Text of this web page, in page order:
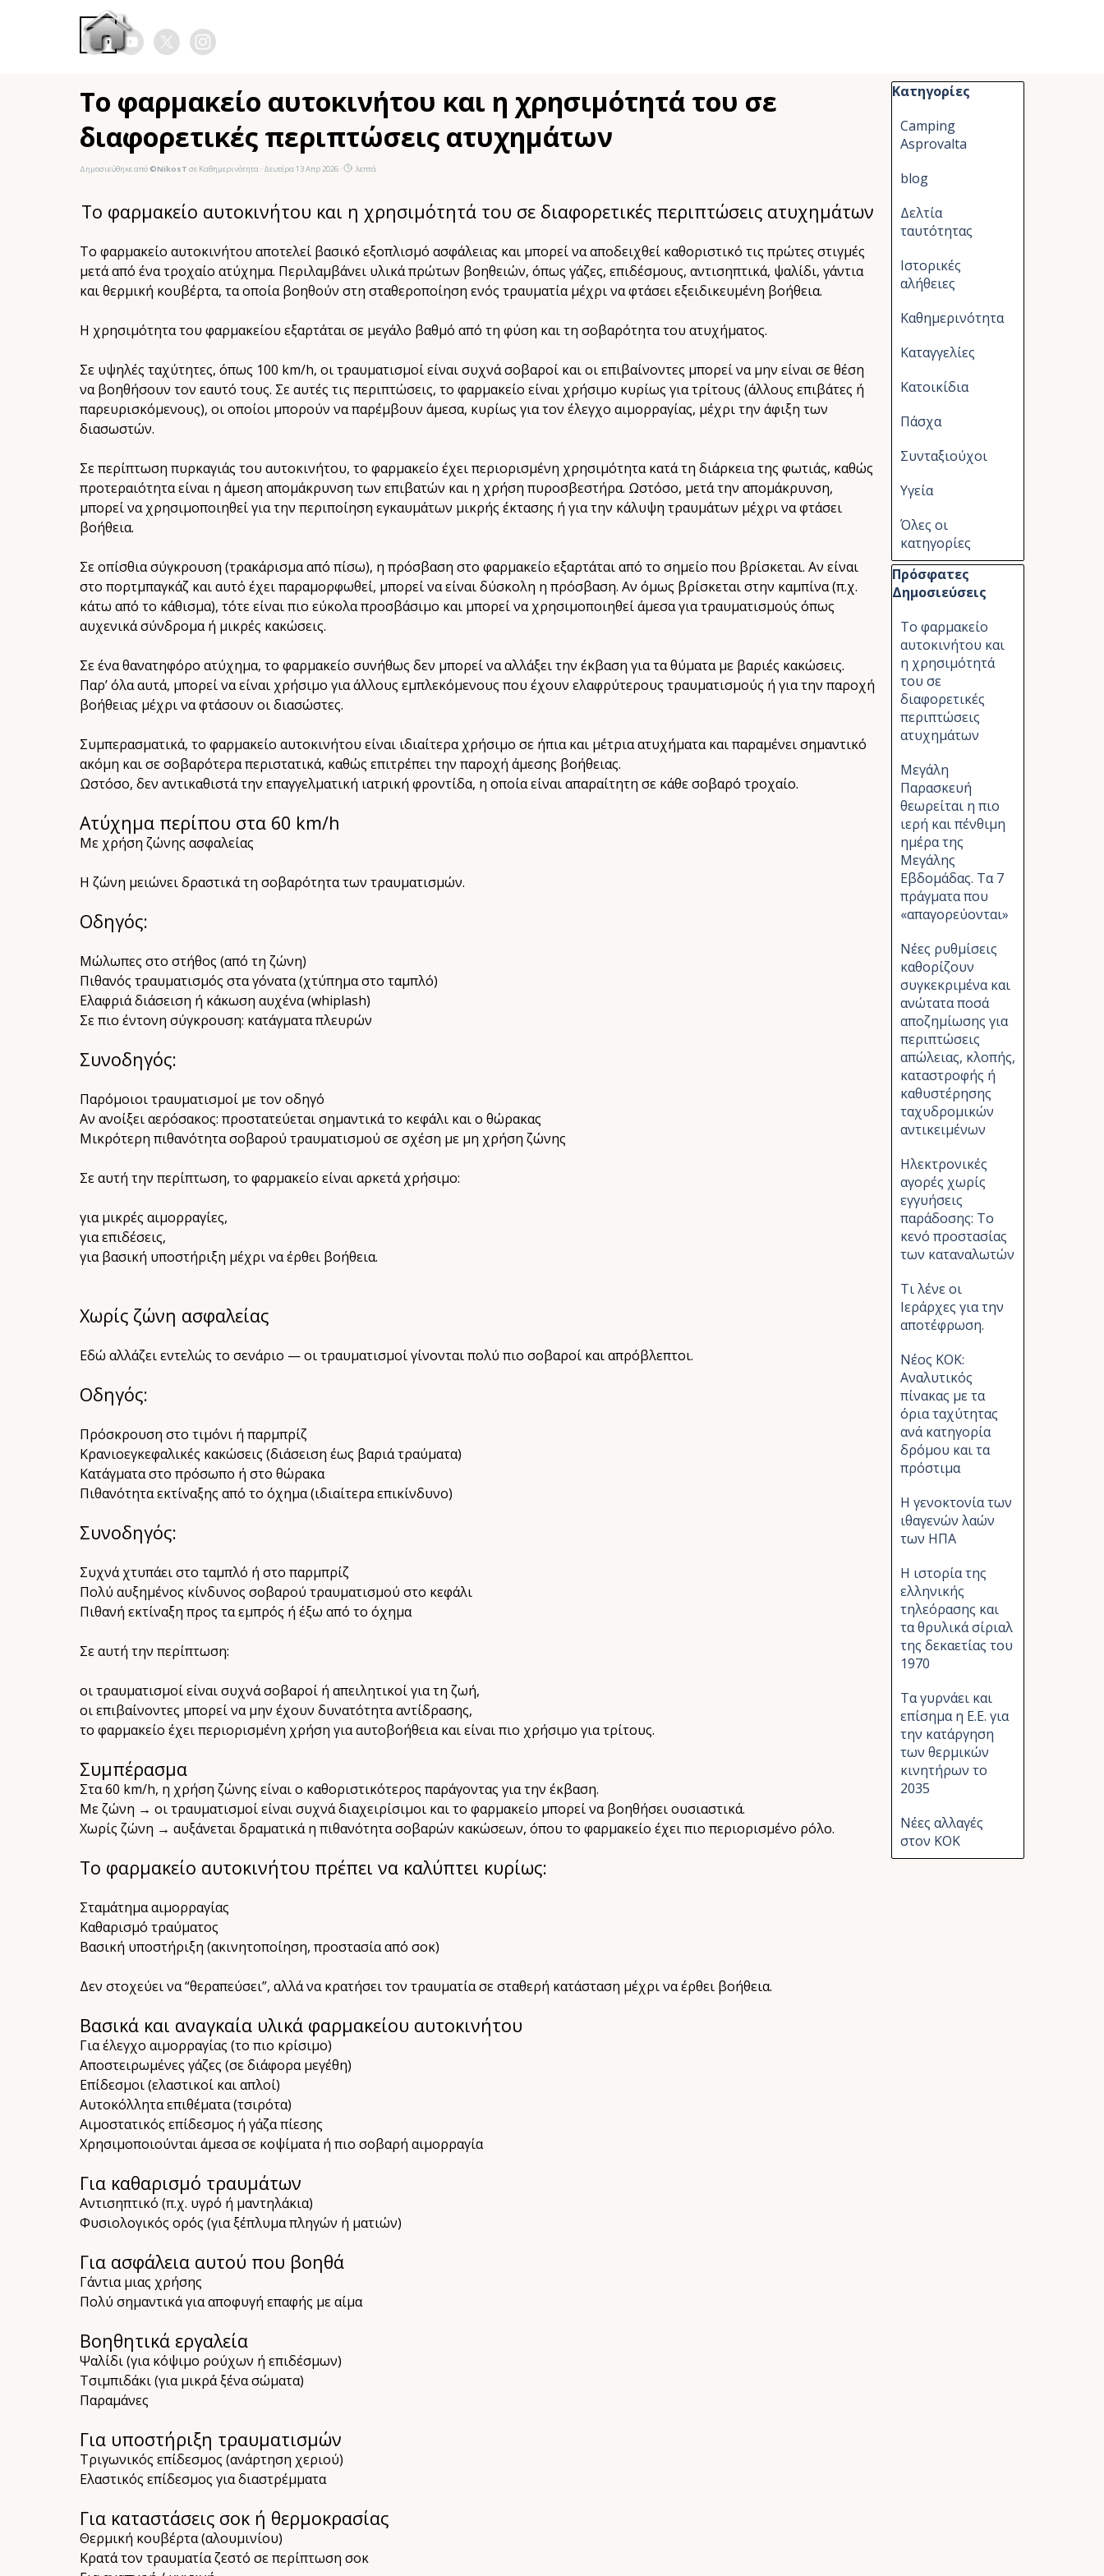
Παράλειψη μενού
Το φαρμακείο αυτοκινήτου και η χρησιμότητά του σε
διαφορετικές περιπτώσεις ατυχημάτων
Δημοσιεύθηκε από©NikosT σε Καθημερινότητα · Δευτέρα 13 Απρ 2026 · λεπτά
Το φαρμακείο αυτοκινήτου και η χρησιμότητά του σε διαφορετικές περιπτώσεις ατυχημάτων
Το φαρμακείο αυτοκινήτου αποτελεί βασικό εξοπλισμό ασφάλειας και μπορεί να αποδειχθεί καθοριστικό τις πρώτες στιγμές
μετά από ένα τροχαίο ατύχημα. Περιλαμβάνει υλικά πρώτων βοηθειών, όπως γάζες, επιδέσμους, αντισηπτικά, ψαλίδι, γάντια
και θερμική κουβέρτα, τα οποία βοηθούν στη σταθεροποίηση ενός τραυματία μέχρι να φτάσει εξειδικευμένη βοήθεια.
Η χρησιμότητα του φαρμακείου εξαρτάται σε μεγάλο βαθμό από τη φύση και τη σοβαρότητα του ατυχήματος.
Σε υψηλές ταχύτητες, όπως 100 km/h, οι τραυματισμοί είναι συχνά σοβαροί και οι επιβαίνοντες μπορεί να μην είναι σε θέση
να βοηθήσουν τον εαυτό τους. Σε αυτές τις περιπτώσεις, το φαρμακείο είναι χρήσιμο κυρίως για τρίτους (άλλους επιβάτες ή
παρευρισκόμενους), οι οποίοι μπορούν να παρέμβουν άμεσα, κυρίως για τον έλεγχο αιμορραγίας, μέχρι την άφιξη των
διασωστών.
Σε περίπτωση πυρκαγιάς του αυτοκινήτου, το φαρμακείο έχει περιορισμένη χρησιμότητα κατά τη διάρκεια της φωτιάς, καθώς
προτεραιότητα είναι η άμεση απομάκρυνση των επιβατών και η χρήση πυροσβεστήρα. Ωστόσο, μετά την απομάκρυνση,
μπορεί να χρησιμοποιηθεί για την περιποίηση εγκαυμάτων μικρής έκτασης ή για την κάλυψη τραυμάτων μέχρι να φτάσει
βοήθεια.
Σε οπίσθια σύγκρουση (τρακάρισμα από πίσω), η πρόσβαση στο φαρμακείο εξαρτάται από το σημείο που βρίσκεται. Αν είναι
στο πορτμπαγκάζ και αυτό έχει παραμορφωθεί, μπορεί να είναι δύσκολη η πρόσβαση. Αν όμως βρίσκεται στην καμπίνα (π.χ.
κάτω από το κάθισμα), τότε είναι πιο εύκολα προσβάσιμο και μπορεί να χρησιμοποιηθεί άμεσα για τραυματισμούς όπως
αυχενικά σύνδρομα ή μικρές κακώσεις.
Σε ένα θανατηφόρο ατύχημα, το φαρμακείο συνήθως δεν μπορεί να αλλάξει την έκβαση για τα θύματα με βαριές κακώσεις.
Παρ’ όλα αυτά, μπορεί να είναι χρήσιμο για άλλους εμπλεκόμενους που έχουν ελαφρύτερους τραυματισμούς ή για την παροχή
βοήθειας μέχρι να φτάσουν οι διασώστες.
Συμπερασματικά, το φαρμακείο αυτοκινήτου είναι ιδιαίτερα χρήσιμο σε ήπια και μέτρια ατυχήματα και παραμένει σημαντικό
ακόμη και σε σοβαρότερα περιστατικά, καθώς επιτρέπει την παροχή άμεσης βοήθειας.
Ωστόσο, δεν αντικαθιστά την επαγγελματική ιατρική φροντίδα, η οποία είναι απαραίτητη σε κάθε σοβαρό τροχαίο.
Ατύχημα περίπου στα 60 km/h
Με χρήση ζώνης ασφαλείας
Η ζώνη μειώνει δραστικά τη σοβαρότητα των τραυματισμών.
Οδηγός:
Μώλωπες στο στήθος (από τη ζώνη)
Πιθανός τραυματισμός στα γόνατα (χτύπημα στο ταμπλό)
Ελαφριά διάσειση ή κάκωση αυχένα (whiplash)
Σε πιο έντονη σύγκρουση: κατάγματα πλευρών
Συνοδηγός:
Παρόμοιοι τραυματισμοί με τον οδηγό
Αν ανοίξει αερόσακος: προστατεύεται σημαντικά το κεφάλι και ο θώρακας
Μικρότερη πιθανότητα σοβαρού τραυματισμού σε σχέση με μη χρήση ζώνης
Σε αυτή την περίπτωση, το φαρμακείο είναι αρκετά χρήσιμο:
για μικρές αιμορραγίες,
για επιδέσεις,
για βασική υποστήριξη μέχρι να έρθει βοήθεια.
Χωρίς ζώνη ασφαλείας
Εδώ αλλάζει εντελώς το σενάριο — οι τραυματισμοί γίνονται πολύ πιο σοβαροί και απρόβλεπτοι.
Οδηγός:
Πρόσκρουση στο τιμόνι ή παρμπρίζ
Κρανιοεγκεφαλικές κακώσεις (διάσειση έως βαριά τραύματα)
Κατάγματα στο πρόσωπο ή στο θώρακα
Πιθανότητα εκτίναξης από το όχημα (ιδιαίτερα επικίνδυνο)
Συνοδηγός:
Συχνά χτυπάει στο ταμπλό ή στο παρμπρίζ
Πολύ αυξημένος κίνδυνος σοβαρού τραυματισμού στο κεφάλι
Πιθανή εκτίναξη προς τα εμπρός ή έξω από το όχημα
Σε αυτή την περίπτωση:
οι τραυματισμοί είναι συχνά σοβαροί ή απειλητικοί για τη ζωή,
οι επιβαίνοντες μπορεί να μην έχουν δυνατότητα αντίδρασης,
το φαρμακείο έχει περιορισμένη χρήση για αυτοβοήθεια και είναι πιο χρήσιμο για τρίτους.
Συμπέρασμα
Στα 60 km/h, η χρήση ζώνης είναι ο καθοριστικότερος παράγοντας για την έκβαση.
Με ζώνη → οι τραυματισμοί είναι συχνά διαχειρίσιμοι και το φαρμακείο μπορεί να βοηθήσει ουσιαστικά.
Χωρίς ζώνη → αυξάνεται δραματικά η πιθανότητα σοβαρών κακώσεων, όπου το φαρμακείο έχει πιο περιορισμένο ρόλο.
Το φαρμακείο αυτοκινήτου πρέπει να καλύπτει κυρίως:
Σταμάτημα αιμορραγίας
Καθαρισμό τραύματος
Βασική υποστήριξη (ακινητοποίηση, προστασία από σοκ)
Δεν στοχεύει να “θεραπεύσει”, αλλά να κρατήσει τον τραυματία σε σταθερή κατάσταση μέχρι να έρθει βοήθεια.
Βασικά και αναγκαία υλικά φαρμακείου αυτοκινήτου
Για έλεγχο αιμορραγίας (το πιο κρίσιμο)
Αποστειρωμένες γάζες (σε διάφορα μεγέθη)
Επίδεσμοι (ελαστικοί και απλοί)
Αυτοκόλλητα επιθέματα (τσιρότα)
Αιμοστατικός επίδεσμος ή γάζα πίεσης
Χρησιμοποιούνται άμεσα σε κοψίματα ή πιο σοβαρή αιμορραγία
Για καθαρισμό τραυμάτων
Αντισηπτικό (π.χ. υγρό ή μαντηλάκια)
Φυσιολογικός ορός (για ξέπλυμα πληγών ή ματιών)
Για ασφάλεια αυτού που βοηθά
Γάντια μιας χρήσης
Πολύ σημαντικά για αποφυγή επαφής με αίμα
Βοηθητικά εργαλεία
Ψαλίδι (για κόψιμο ρούχων ή επιδέσμων)
Τσιμπιδάκι (για μικρά ξένα σώματα)
Παραμάνες
Για υποστήριξη τραυματισμών
Τριγωνικός επίδεσμος (ανάρτηση χεριού)
Ελαστικός επίδεσμος για διαστρέμματα
Για καταστάσεις σοκ ή θερμοκρασίας
Θερμική κουβέρτα (αλουμινίου)
Κρατά τον τραυματία ζεστό σε περίπτωση σοκ
Παράλειψη μπλόκ Κατηγορίες
Κατηγορίες
Camping
Asprovalta
blog
Δελτία
ταυτότητας
Ιστορικές
αλήθειες
Καθημερινότητα
Καταγγελίες
Κατοικίδια
Πάσχα
Συνταξιούχοι
Υγεία
Όλες οι
κατηγορίες
Παράλειψη μπλόκ Πρόσφατες
Πρόσφατες
Δημοσιεύσεις
Το φαρμακείο
αυτοκινήτου και
η χρησιμότητά
του σε
διαφορετικές
περιπτώσεις
ατυχημάτων
Μεγάλη
Παρασκευή
θεωρείται η πιο
ιερή και πένθιμη
ημέρα της
Μεγάλης
Εβδομάδας. Τα 7
πράγματα που
«απαγορεύονται»
Νέες ρυθμίσεις
καθορίζουν
συγκεκριμένα και
ανώτατα ποσά
αποζημίωσης για
περιπτώσεις
απώλειας, κλοπής,
καταστροφής ή
καθυστέρησης
ταχυδρομικών
αντικειμένων
Ηλεκτρονικές
αγορές χωρίς
εγγυήσεις
παράδοσης: Το
κενό προστασίας
των καταναλωτών
Τι λένε οι
Ιεράρχες για την
αποτέφρωση.
Νέος ΚΟΚ:
Αναλυτικός
πίνακας με τα
όρια ταχύτητας
ανά κατηγορία
δρόμου και τα
πρόστιμα
Η γενοκτονία των
ιθαγενών λαών
των ΗΠΑ
Η ιστορία της
ελληνικής
τηλεόρασης και
τα θρυλικά σίριαλ
της δεκαετίας του
1970
Τα γυρνάει και
επίσημα η Ε.Ε. για
την κατάργηση
των θερμικών
κινητήρων το
2035
Νέες αλλαγές
στον ΚΟΚ